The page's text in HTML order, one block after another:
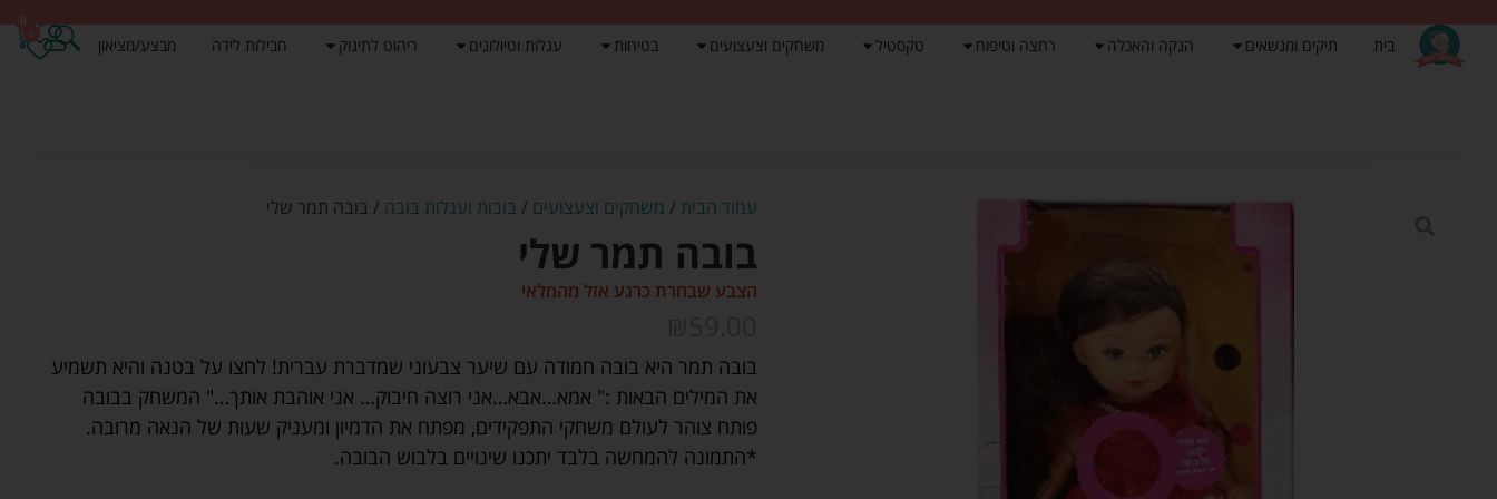
בית תיקים ומנשאים הנקה והאכלה רחצה וטיפוח טקסטיל משחקים וצעצועים בטיחות עגלות וטיולונים ריהוט לתינוק חבילות לידה מבצע/מציאון
0
עמוד הבית / משחקים וצעצועים / בובות ועגלות בובה / בובה תמר שלי
בובה תמר שלי
הצבע שבחרת כרגע אזל מהמלאי
בובה תמר היא בובה חמודה עם שיער צבעוני שמדברת עברית! לחצו על בטנה והיא תשמיע
את המילים הבאות :" אמא…אבא…אני רוצה חיבוק… אני אוהבת אותך…" המשחק בבובה
פותח צוהר לעולם משחקי התפקידים, מפתח את הדמיון ומעניק שעות של הנאה מרובה.
*התמונה להמחשה בלבד יתכנו שינויים בלבוש הבובה.